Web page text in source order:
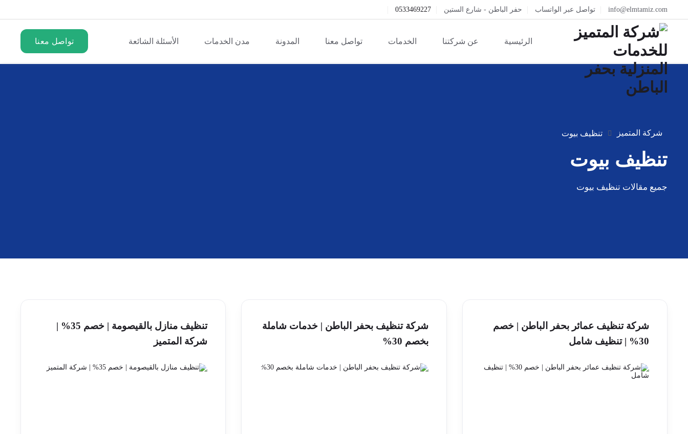
info@elmtamiz.com تواصل عبر الواتساب حفر الباطن - شارع الستين 0533469227
الرئيسية عن شركتنا الخدمات تواصل معنا المدونة مدن الخدمات الأسئلة الشائعة تواصل معنا
شركة المتميز تنظيف بيوت
تنظيف بيوت
جميع مقالات تنظيف بيوت
شركة تنظيف عمائر بحفر الباطن | خصم
30% | تنظيف شامل
شركة تنظيف بحفر الباطن | خدمات شاملة
بخصم 30%
تنظيف منازل بالقيصومة | خصم 35% |
شركة المتميز